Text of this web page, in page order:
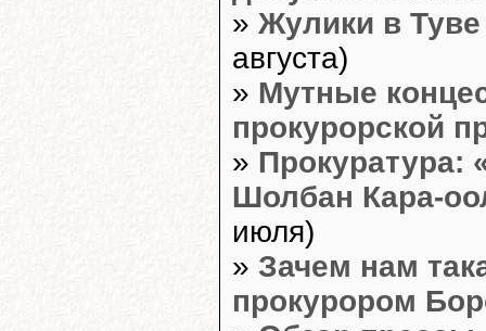
» Жулики в Туве
августа)
» Мутные
прокурорской
» Прокуратура:
Шолбан Кара-
июля)
» Зачем нам
прокурором